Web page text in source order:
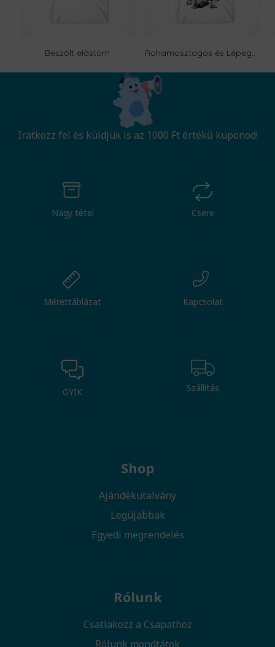
Beszólt elástam Rohamosztagos és Lépegető
Iratkozz fel és küldjük is az 1000 Ft értékű kuponod!
Nagy tétel Csere
Mérettáblázat Kapcsolat
GYIK Szállítás
Shop
Ajándékutalvány
Legújabbak
Egyedi megrendelés
Rólunk
Csatlakozz a Csapathoz
Rólunk mondtátok